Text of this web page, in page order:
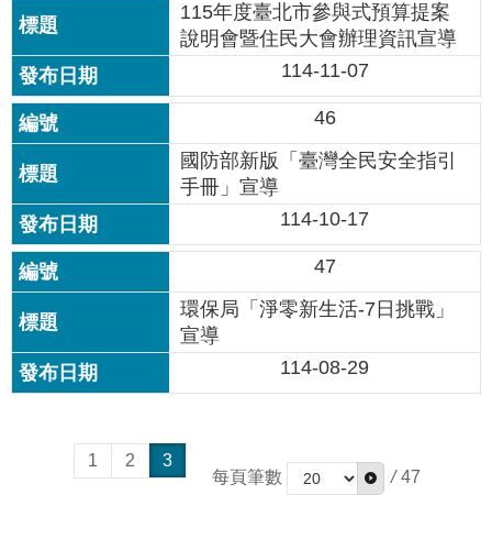
網
站
導
覽
首
頁
English
陳
情
系
統
115年度臺北市參與式預算提案
說明會暨住民大會辦理資訊宣導
114-11-07
46
國防部新版「臺灣全民安全指引
手冊」宣導
114-10-17
47
環保局「淨零新生活-7日挑戰」
宣導
114-08-29
1 2
3
每頁筆數
/ 47